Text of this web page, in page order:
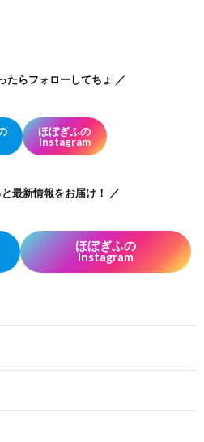
たらフォローしてちょ ／
ほぼぎふの
Instagram
最新情報をお届け！ ／
ほぼぎふの
Instagram